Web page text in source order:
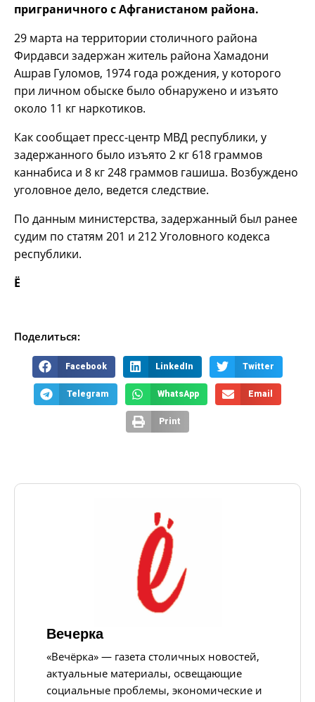
приграничного с Афганистаном района.
29 марта на территории столичного района
Фирдавси задержан житель района Хамадони
Ашрав Гуломов, 1974 года рождения, у которого
при личном обыске было обнаружено и изъято
около 11 кг наркотиков.
Как сообщает пресс-центр МВД республики, у
задержанного было изъято 2 кг 618 граммов
каннабиса и 8 кг 248 граммов гашиша. Возбуждено
уголовное дело, ведется следствие.
По данным министерства, задержанный был ранее
судим по статям 201 и 212 Уголовного кодекса
республики.
Ё
Поделиться:
Facebook LinkedIn Twitter
Telegram WhatsApp Email
Print
Вечерка
«Вечёрка» — газета столичных новостей,
актуальные материалы, освещающие
социальные проблемы, экономические и